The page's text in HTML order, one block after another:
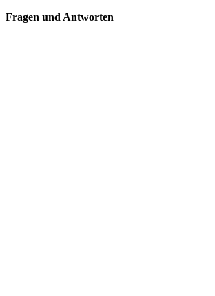
Fragen und Antworten